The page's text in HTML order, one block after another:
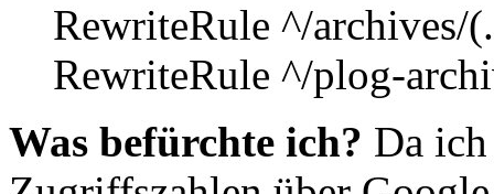
RewriteRule ^/archives/
RewriteRule ^/plog-
Was befürchte ich? Da